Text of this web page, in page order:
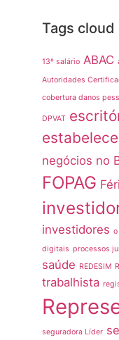
Tags cloud
13º salário ABAC
Autoridades
cobertura danos
DPVAT
negócios no
FOPAG
investidores o
digitais processos
saúde REDESIM
trabalhista
seguradora Líder